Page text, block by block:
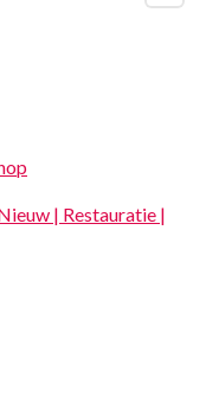
| Restauratie |